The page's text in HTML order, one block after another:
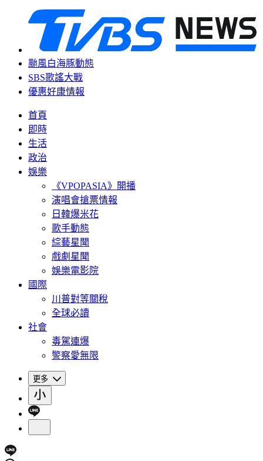
颱風白海豚動態
SBS歌謠大戰
優惠好康情報
首頁
即時
生活
政治
娛樂
《VPOPASIA》開播
演唱會搶票情報
日韓爆米花
歌手動態
綜藝星聞
戲劇星聞
娛樂電影院
國際
川普對等關稅
全球必讀
社會
毒駕連爆
警察愛無限
更多